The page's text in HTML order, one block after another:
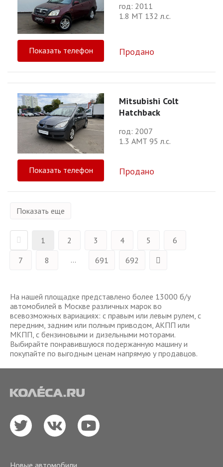
год: 2011
1.8 МТ 132 л.с.
Показать телефон Продано
Mitsubishi Colt
Hatchback
год: 2007
1.3 АМТ 95 л.с.
Показать телефон Продано
Показать еще
1 2 3 4 5
6
7
8 ... 691 692
На нашей площадке представлено более 13000 б/у
автомобилей в Москве различных марок во
всевозможных вариациях: с правым или левым рулем, с
передним, задним или полным приводом, АКПП или
МКПП, с бензиновыми и дизельными моторами.
Выбирайте понравившуюся подержанную машину и
покупайте по выгодным ценам напрямую у продавцов.